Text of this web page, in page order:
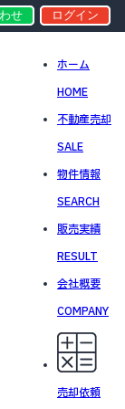
ホーム
HOME
不動産売却
SALE
物件情報
SEARCH
販売実績
RESULT
会社概要
COMPANY
売却依頼
せ ログイン